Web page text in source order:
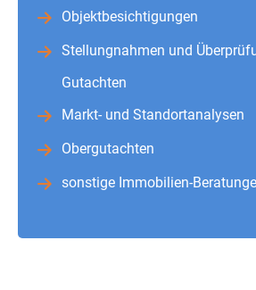
Objektbesichtigungen
Stellungnahmen und
Gutachten
Markt- und Standortanalysen
Obergutachten
sonstige Immobilien-